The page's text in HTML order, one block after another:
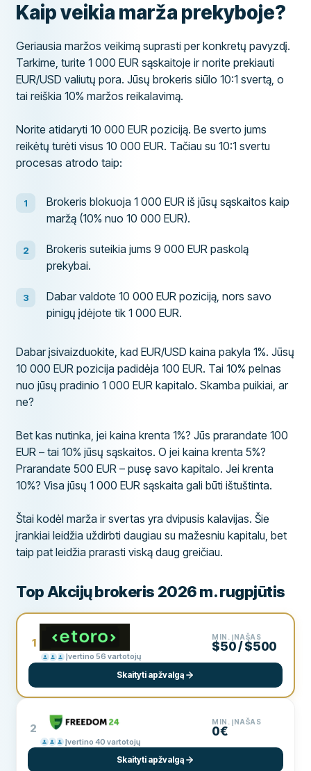
Kaip veikia marža prekyboje?
Geriausia maržos veikimą suprasti per konkretų pavyzdį.
Tarkime, turite 1 000 EUR sąskaitoje ir norite prekiauti
EUR/USD valiutų pora. Jūsų brokeris siūlo 10:1 svertą, o
tai reiškia 10% maržos reikalavimą.
Norite atidaryti 10 000 EUR poziciją. Be sverto jums
reikėtų turėti visus 10 000 EUR. Tačiau su 10:1 svertu
procesas atrodo taip:
Brokeris blokuoja 1 000 EUR iš jūsų sąskaitos kaip
maržą (10% nuo 10 000 EUR).
Brokeris suteikia jums 9 000 EUR paskolą
prekybai.
Dabar valdote 10 000 EUR poziciją, nors savo
pinigų įdėjote tik 1 000 EUR.
Dabar įsivaizduokite, kad EUR/USD kaina pakyla 1%. Jūsų
10 000 EUR pozicija padidėja 100 EUR. Tai 10% pelnas
nuo jūsų pradinio 1 000 EUR kapitalo. Skamba puikiai, ar
ne?
Bet kas nutinka, jei kaina krenta 1%? Jūs prarandate 100
EUR – tai 10% jūsų sąskaitos. O jei kaina krenta 5%?
Prarandate 500 EUR – pusę savo kapitalo. Jei krenta
10%? Visa jūsų 1 000 EUR sąskaita gali būti ištuštinta.
Štai kodėl marža ir svertas yra dvipusis kalavijas. Šie
įrankiai leidžia uždirbti daugiau su mažesniu kapitalu, bet
taip pat leidžia prarasti viską daug greičiau.
Top Akcijų brokeris 2026 m. rugpjūtis
1
Įvertino 56 vartotojų
MIN. ĮNAŠAS
$50 / $500
Skaityti apžvalgą
2
Įvertino 40 vartotojų
MIN. ĮNAŠAS
0€
Skaityti apžvalgą